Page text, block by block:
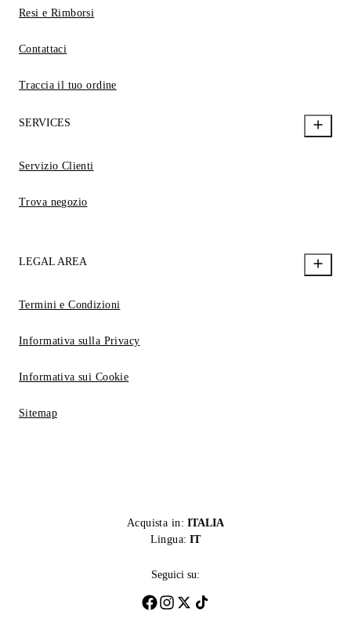
Resi e Rimborsi
Contattaci
Traccia il tuo ordine
SERVICES
Servizio Clienti
Trova negozio
LEGAL AREA
Termini e Condizioni
Informativa sulla Privacy
Informativa sui Cookie
Sitemap
Acquista in: ITALIA
Lingua: IT
Seguici su: